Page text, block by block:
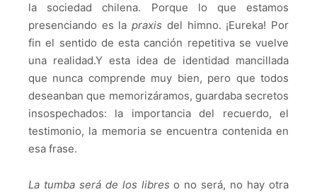
la sociedad chilena. Porque lo que estamos
presenciando es lapraxis del himno. ¡Eureka! Por
fin el sentido de esta canción repetitiva se vuelve
una realidad.Y esta idea de identidad mancillada
que nunca comprende muy bien, pero que todos
deseanban que memorizáramos, guardaba secretos
insospechados: la importancia del recuerdo, el
testimonio, la memoria se encuentra contenida en
esa frase.
La tumba será de los libres o no será, no hay otra